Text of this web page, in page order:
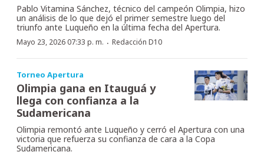
Pablo Vitamina Sánchez, técnico del campeón Olimpia, hizo
un análisis de lo que dejó el primer semestre luego del
triunfo ante Luqueño en la última fecha del Apertura.
Mayo 23, 2026 07:33 p. m. · Redacción D10
Torneo Apertura
Olimpia gana en Itauguá y
llega con confianza a la
Sudamericana
Olimpia remontó ante Luqueño y cerró el Apertura con una
victoria que refuerza su confianza de cara a la Copa
Sudamericana.